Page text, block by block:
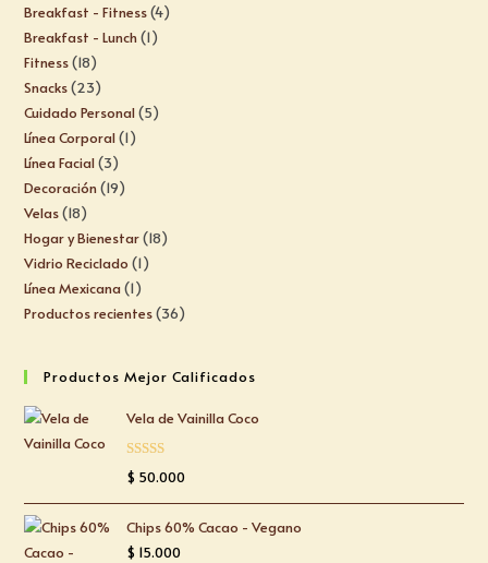
Breakfast - Fitness 4
Breakfast - Lunch 1
Fitness 18
Snacks 23
Cuidado Personal 5
Línea Corporal 1
Línea Facial 3
Decoración 19
Velas 18
Hogar y Bienestar 18
Vidrio Reciclado 1
Línea Mexicana 1
Productos recientes 36
Productos Mejor Calificados
Vela de Vainilla Coco
Valorado
$ 50.000
Chips 60% Cacao - Vegano
$ 15.000